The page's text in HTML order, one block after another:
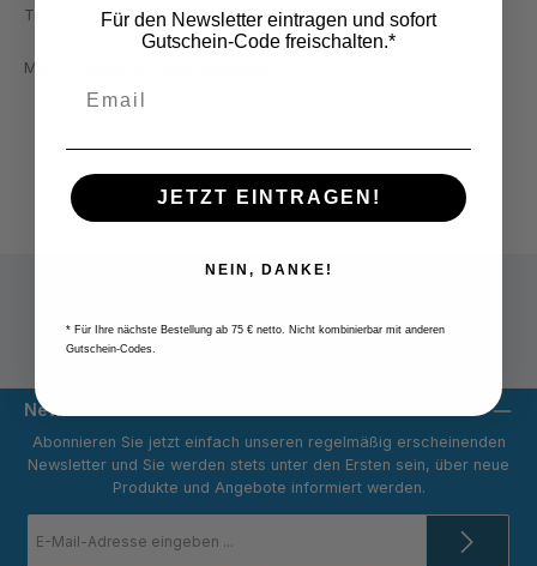
Tel.: +49 2822 7131930
Mail:
Newsletter
Abonnieren Sie jetzt einfach unseren regelmäßig erscheinenden
Newsletter und Sie werden stets unter den Ersten sein, über neue
Produkte und Angebote informiert werden.
Mail-
Für den Newsletter eintragen und sofort
Gutschein-Code freischalten.*
JETZT EINTRAGEN!
NEIN, DANKE!
* Für Ihre nächste Bestellung ab 75 € netto. Nicht kombinierbar mit anderen
Gutschein-Codes.